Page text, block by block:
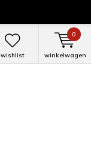
wishlist winkelwagen
0